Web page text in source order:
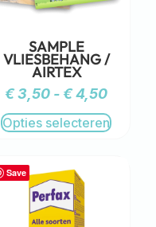
SAMPLE
VLIESBEHANG /
AIRTEX
€3,50 - €4,50
Opties selecteren
Save